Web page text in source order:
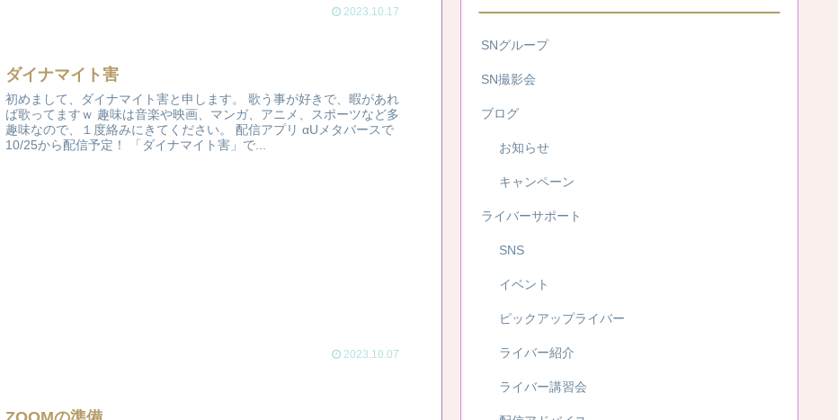
2023.10.17
ダイナマイト害
初めまして、ダイナマイト害と申します。 歌う事が好きで、暇があれ
ば歌ってますｗ 趣味は音楽や映画、マンガ、アニメ、スポーツなど多
趣味なので、１度絡みにきてください。 配信アプリ αUメタバースで
10/25から配信予定！ 「ダイナマイト害」で...
2023.10.07
SNグループ
SN撮影会
ブログ
お知らせ
キャンペーン
ライバーサポート
SNS
イベント
ピックアップライバー
ライバー紹介
ライバー講習会